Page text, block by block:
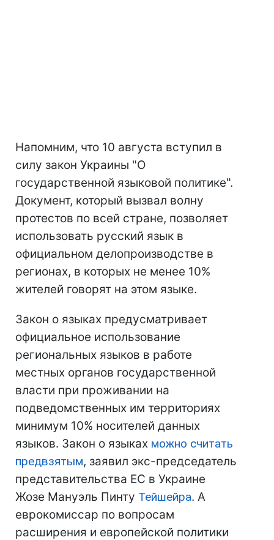
Напомним, что 10 августа вступил в
силу закон Украины "О
государственной языковой политике".
Документ, который вызвал волну
протестов по всей стране, позволяет
использовать русский язык в
официальном делопроизводстве в
регионах, в которых не менее 10%
жителей говорят на этом языке.
Закон о языках предусматривает
официальное использование
региональных языков в работе
местных органов государственной
власти при проживании на
подведомственных им территориях
минимум 10% носителей данных
языков. Закон о языках можно считать
предвзятым, заявил экс-председатель
представительства ЕС в Украине
Жозе Мануэль Пинту Тейшейра. А
еврокомиссар по вопросам
расширения и европейской политики